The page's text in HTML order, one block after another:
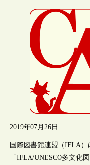
2019年07月26日
国際図書館連盟（IFLA）
「IFLA/UNESCO多文化